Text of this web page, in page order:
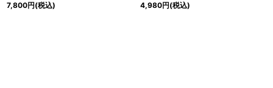
7,800円(税込)
4,980円(税込)